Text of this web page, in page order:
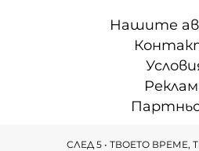
Нашите
СЛЕД 5 • ТВОЕТО ВРЕМЕ,